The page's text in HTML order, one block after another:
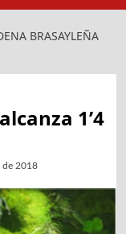
BRASAYLEÑA
1’4
de 2018